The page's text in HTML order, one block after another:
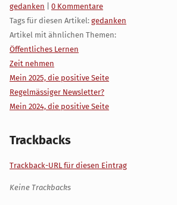
Kategorien:
gedanken
0 Kommentare
Tags für diesen Artikel: gedanken
Artikel mit ähnlichen Themen:
Öffentliches Lernen
Zeit nehmen
Mein 2025, die positive Seite
Regelmässiger Newsletter?
Mein 2024, die positive Seite
Trackbacks
Trackback-URL für diesen Eintrag
Keine Trackbacks